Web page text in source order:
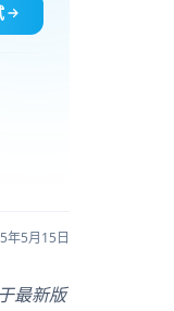
年5月15日
最新版